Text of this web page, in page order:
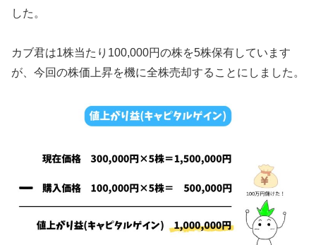
した。
カブ君は1株当たり100,000円の株を5株保有しています
が、今回の株価上昇を機に全株売却することにしました。